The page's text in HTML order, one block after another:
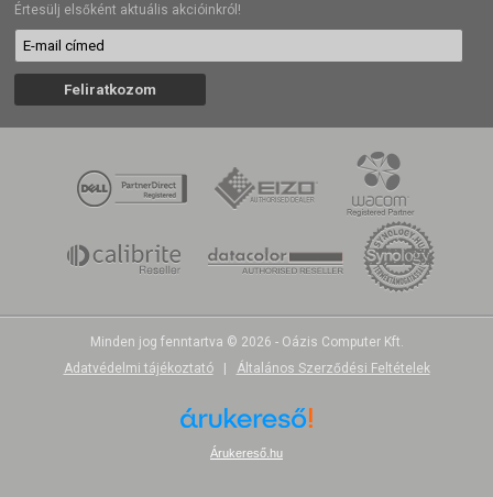
Értesülj elsőként aktuális akcióinkról!
Minden jog fenntartva © 2026 - Oázis Computer Kft.
Adatvédelmi tájékoztató
Általános Szerződési Feltételek
Árukereső.hu